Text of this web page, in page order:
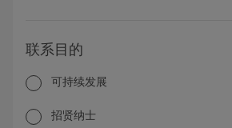
联系目的
可持续发展
招贤纳士